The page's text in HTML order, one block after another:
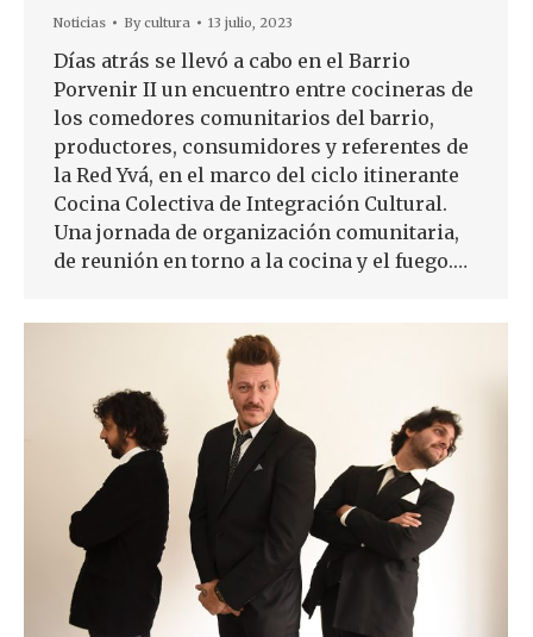
Noticias Bycultura 13 julio, 2023
Días atrás se llevó a cabo en el Barrio
Porvenir II un encuentro entre cocineras de
los comedores comunitarios del barrio,
productores, consumidores y referentes de
la Red Yvá, en el marco del ciclo itinerante
Cocina Colectiva de Integración Cultural.
Una jornada de organización comunitaria,
de reunión en torno a la cocina y el fuego.…